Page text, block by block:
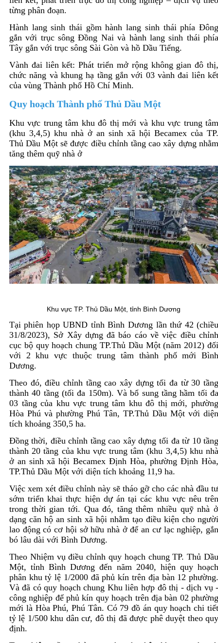
từng phân đoạn.
Hành lang sinh thái gồm hành lang sinh thái phía
gắn với trục sông Đồng Nai và hành lang sinh thái
Tây gắn với trục sông Sài Gòn và hồ Dầu Tiếng.
Vành đai liên kết: Phát triển mở rộng không gian đô
chức năng và khung hạ tầng gắn với 03 vành đai liên
của vùng Thành phố Hồ Chí Minh.
Quy hoạch Thành phố Thủ Dầu Một
Khu vực trung tâm khu đô thị mới và khu vực trung
(khu 3,4,5) khu nhà ở an sinh xã hội Becamex của
Thủ Dầu Một sẽ được điều chỉnh tầng cao xây dựng
tăng thêm quỹ nhà ở
Khu vực TP. Thủ Dầu Một, tỉnh Bình Dương
Tại phiên họp UBND tỉnh Bình Dương lần thứ 42
31/8/2023), Sở Xây dựng đã báo cáo về việc điều
cục bộ quy hoạch chung TP.Thủ Dầu Một (năm 2012)
với 2 khu vực thuộc trung tâm thành phố mới
Dương.
Theo đó, điều chỉnh tầng cao xây dựng tối đa từ 30
thành 40 tầng (tối đa 150m). Và bổ sung tầng hầm tối
03 tầng của khu vực trung tâm khu đô thị mới,
Hòa Phú và phường Phú Tân, TP.Thủ Dầu Một với
tích khoảng 350,5 ha.
Đồng thời, điều chỉnh tầng cao xây dựng tối đa từ 10
thành 20 tầng của khu vực trung tâm (khu 3,4,5) khu
ở an sinh xã hội Becamex Định Hòa, phường Định
TP.Thủ Dầu Một với diện tích ​​khoảng 11,9 ha.
Việc xem xét điều chỉnh này sẽ tháo gỡ cho các nhà đầu
sớm triển khai thực hiện dự án tại các khu vực nêu
trong thời gian tới. Qua đó, tăng thêm nhiều quỹ nhà
dạng căn hộ an sinh xã hội nhằm tạo điều kiện cho
lao động có cơ hội sở hữu nhà ở để an cư lạc nghiệp,
bó lâu dài với Bình Dương.
Theo Nhiệm vụ điều chỉnh quy hoạch chung TP. Thủ
Một, tỉnh Bình Dương đến năm 2040, hiện quy
phân khu tỷ lệ 1/2000 đã phủ kín trên địa bàn 12
Và đã có quy hoạch chung Khu liên hợp đô thị - dịch vụ
công nghiệp để phủ kín quy hoạch trên địa bàn 02
mới là Hòa Phú, Phú Tân. Có 79 đồ án quy hoạch chi
tỷ lệ 1/500 khu dân cư, đô thị đã được phê duyệt theo
định.